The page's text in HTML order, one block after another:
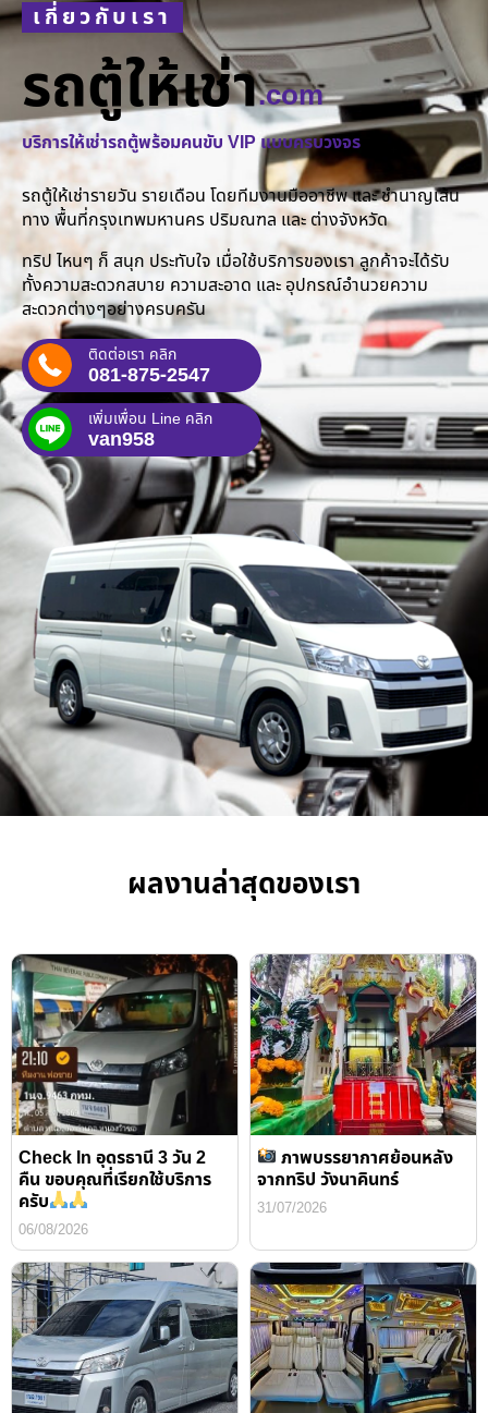
เกี่ยวกับเรา
รถตู้ให้เช่า.com
บริการให้เช่ารถตู้พร้อมคนขับ VIP แบบครบวงจร
รถตู้ให้เช่ารายวัน รายเดือน โดยทีมงานมืออาชีพ และ ชำนาญเส้น
ทาง พื้นที่กรุงเทพมหานคร ปริมณฑล และ ต่างจังหวัด
ทริป ไหนๆ ก็ สนุก ประทับใจ เมื่อใช้บริการของเรา ลูกค้าจะได้รับ
ทั้งความสะดวกสบาย ความสะอาด และ อุปกรณ์อำนวยความ
สะดวกต่างๆอย่างครบครัน
ติดต่อเรา คลิก
081-875-2547
เพิ่มเพื่อน Line คลิก
van958
ผลงานล่าสุดของเรา
Check In อุดรธานี 3 วัน 2
คืน ขอบคุณที่เรียกใช้บริการ
ครับ
06/08/2026
ภาพบรรยากาศย้อนหลัง
จากทริป วังนาคินทร์
31/07/2026